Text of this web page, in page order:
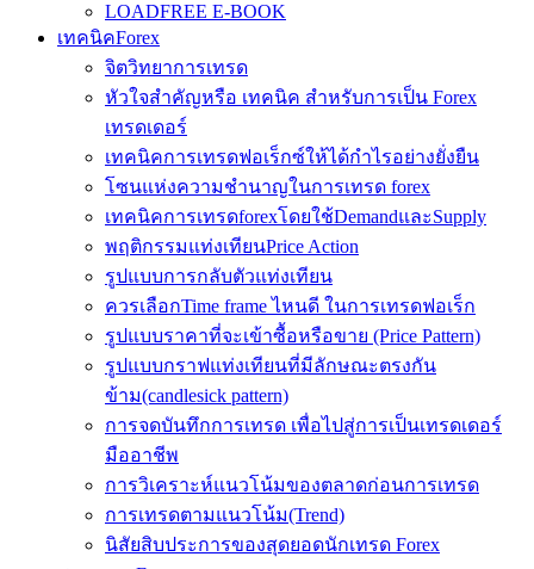
LOADFREE E-BOOK
เทคนิคForex
จิตวิทยาการเทรด
หัวใจสำคัญหรือ เทคนิค สำหรับการเป็น Forex
เทรดเดอร์
เทคนิคการเทรดฟอเร็กซ์ให้ได้กำไรอย่างยั่งยืน
โซนแห่งความชำนาญในการเทรด forex
เทคนิคการเทรดforexโดยใช้DemandและSupply
พฤติกรรมแท่งเทียนPrice Action
รูปแบบการกลับตัวแท่งเทียน
ควรเลือกTime frame ไหนดี ในการเทรดฟอเร็ก
รูปแบบราคาที่จะเข้าซื้อหรือขาย (Price Pattern)
รูปแบบกราฟแท่งเทียนที่มีลักษณะตรงกัน
ข้าม(candlesick pattern)
การจดบันทึกการเทรด เพื่อไปสู่การเป็นเทรดเดอร์
มืออาชีพ
การวิเคราะห์แนวโน้มของตลาดก่อนการเทรด
การเทรดตามแนวโน้ม(Trend)
นิสัยสิบประการของสุดยอดนักเทรด Forex